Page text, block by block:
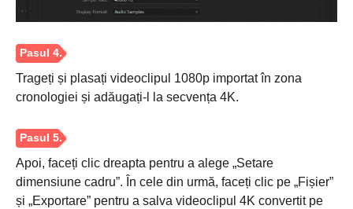
Trageți și plasați videoclipul 1080p importat în zona
cronologiei și adăugați-l la secvența 4K.
Apoi, faceți clic dreapta pentru a alege „Setare
dimensiune cadru”. În cele din urmă, faceți clic pe „Fișier”
și „Exportare” pentru a salva videoclipul 4K convertit pe